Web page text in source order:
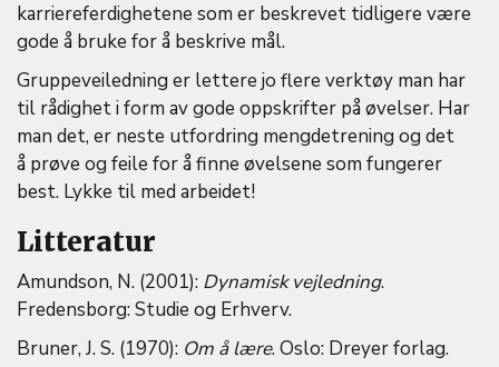
karriereferdighetene som er beskrevet tidligere være
gode å bruke for å beskrive mål.
Gruppeveiledning er lettere jo flere verktøy man har
til rådighet i form av gode oppskrifter på øvelser. Har
man det, er neste utfordring mengdetrening og det
å prøve og feile for å finne øvelsene som fungerer
best. Lykke til med arbeidet!
Litteratur
Amundson, N. (2001): Dynamisk vejledning.
Fredensborg: Studie og Erhverv.
Bruner, J. S. (1970): Om å lære. Oslo: Dreyer forlag.